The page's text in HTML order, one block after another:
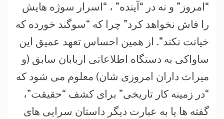
“امروز” و نه در “آینده” ، “اسرار سوژه هایش
را فاش نخواهد کرد” چرا که “سوگند خورده که
خیانت نکند”. از همین احساس تعهد عمیق این
ساواکی به دستگاه اطلاعاتی اربابان سابق (و
میراث داران امروزی شان) معلوم می شود که
“در زمینه کار تاریخی” برای کشف “حقیقت”،
گفته ها یا به عبارت دیگر داستان سرایی های